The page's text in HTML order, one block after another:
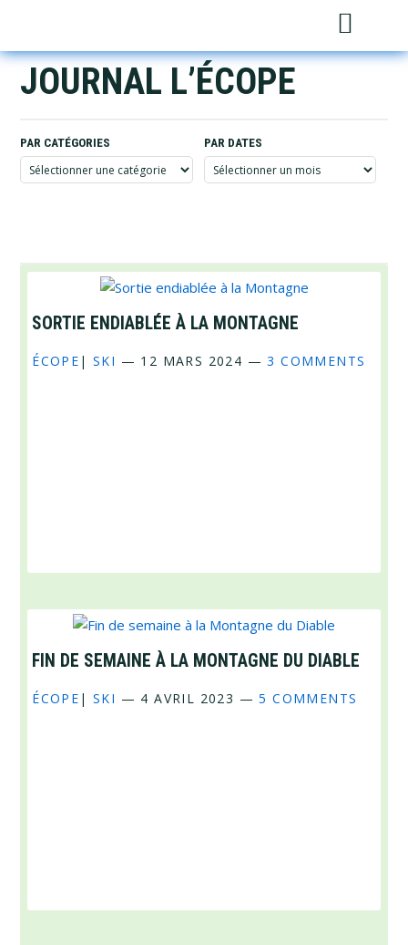
primary
navigation
main
content
footer
JOURNAL L’ÉCOPE
PAR CATÉGORIES
Par
catégories
PAR DATES
Par
dates
SORTIE ENDIABLÉE À LA MONTAGNE
ÉCOPE | SKI — 12 MARS 2024 —3 COMMENTS
FIN DE SEMAINE À LA MONTAGNE DU DIABLE
ÉCOPE | SKI — 4 AVRIL 2023 —5 COMMENTS